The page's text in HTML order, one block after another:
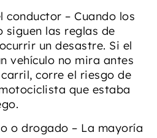
conductor – Cuando los
siguen las reglas de
un desastre. Si el
vehículo no mira antes
corre el riesgo de
que estaba
o drogado – La mayoría